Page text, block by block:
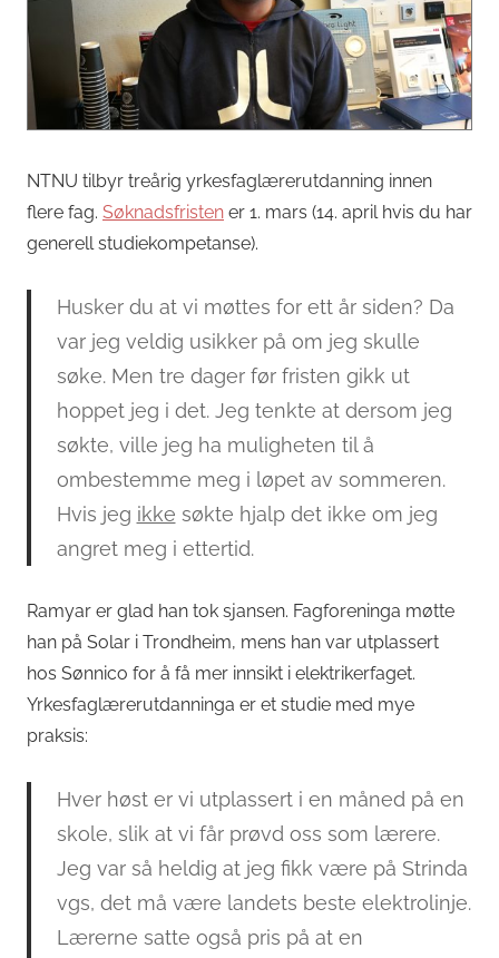
NTNU tilbyr treårig yrkesfaglærerutdanning innen
flere fag. Søknadsfristen er 1. mars (14. april hvis du har
generell studiekompetanse).
Husker du at vi møttes for ett år siden? Da
var jeg veldig usikker på om jeg skulle
søke. Men tre dager før fristen gikk ut
hoppet jeg i det. Jeg tenkte at dersom jeg
søkte, ville jeg ha muligheten til å
ombestemme meg i løpet av sommeren.
Hvis jeg ikke søkte hjalp det ikke om jeg
angret meg i ettertid.
Ramyar er glad han tok sjansen. Fagforeninga møtte
han på Solar i Trondheim, mens han var utplassert
hos Sønnico for å få mer innsikt i elektrikerfaget.
Yrkesfaglærerutdanninga er et studie med mye
praksis:
Hver høst er vi utplassert i en måned på en
skole, slik at vi får prøvd oss som lærere.
Jeg var så heldig at jeg fikk være på Strinda
vgs, det må være landets beste elektrolinje.
Lærerne satte også pris på at en